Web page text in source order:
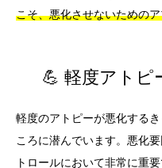
こそ、悪化させないための
💪 軽度アトピ
軽度のアトピーが悪化する
ころに潜んでいます。悪化
トロールにおいて非常に重要